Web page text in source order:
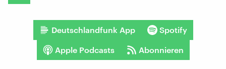
Deutschlandfunk App Spotify
Apple Podcasts Abonnieren